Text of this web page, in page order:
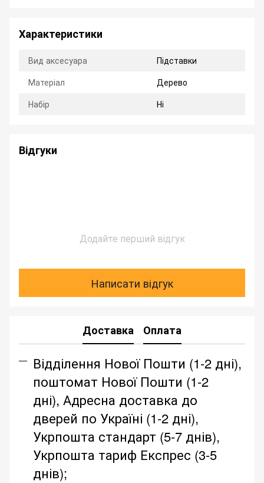
Характеристики
Вид аксесуара
Підставки
Матеріал
Дерево
Набір
Ні
Відгуки
Додайте перший відгук
Написати відгук
Доставка Оплата
Відділення Нової Пошти (1-2 дні),
поштомат Нової Пошти (1-2
дні), Адресна доставка до
дверей по Україні (1-2 дні),
Укрпошта стандарт (5-7 днів),
Укрпошта тариф Експрес (3-5
днів);